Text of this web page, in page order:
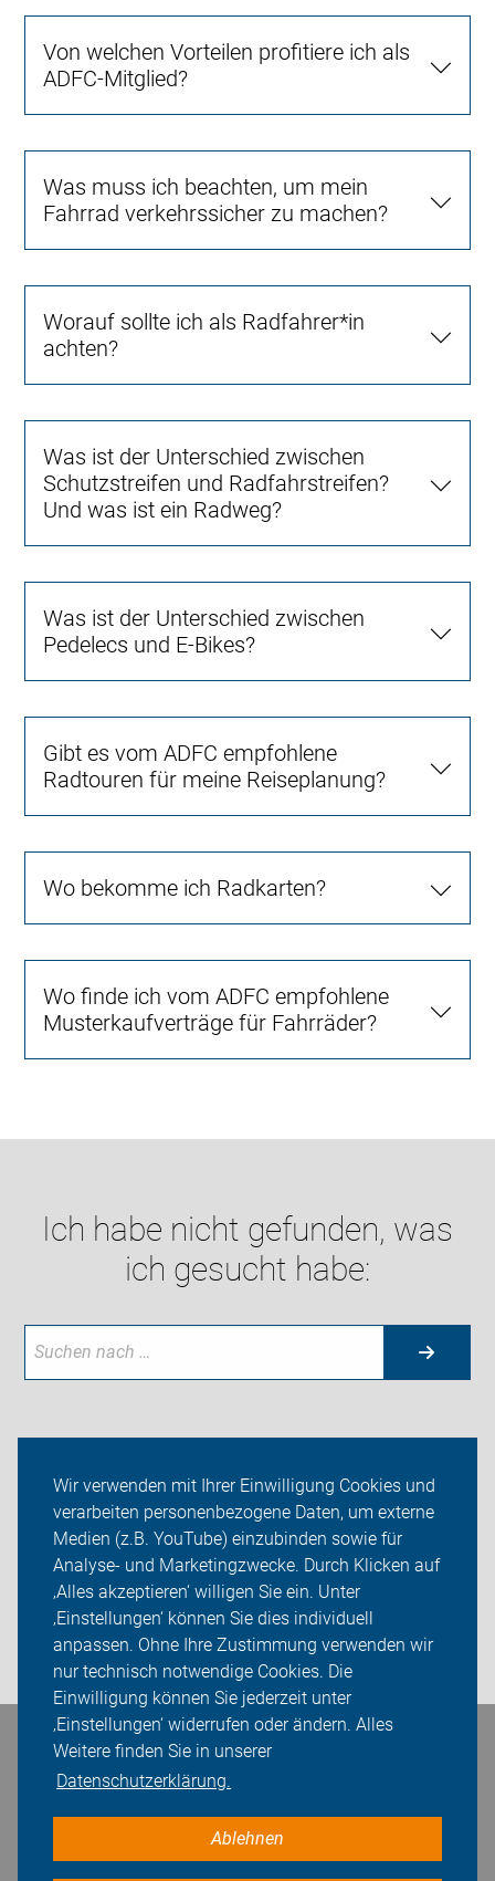
Wir verwenden mit Ihrer Einwilligung Cookies und
verarbeiten personenbezogene Daten, um externe
Medien (z.B. YouTube) einzubinden sowie für
Analyse- und Marketingzwecke. Durch Klicken auf
‚Alles akzeptieren‘ willigen Sie ein. Unter
‚Einstellungen‘ können Sie dies individuell
anpassen. Ohne Ihre Zustimmung verwenden wir
nur technisch notwendige Cookies. Die
Einwilligung können Sie jederzeit unter
‚Einstellungen‘ widerrufen oder ändern. Alles
Weitere finden Sie in unserer
Datenschutzerklärung.
Ablehnen
Von welchen Vorteilen profitiere ich als
ADFC-Mitglied?
Was muss ich beachten, um mein
Fahrrad verkehrssicher zu machen?
Worauf sollte ich als Radfahrer*in
achten?
Was ist der Unterschied zwischen
Schutzstreifen und Radfahrstreifen?
Und was ist ein Radweg?
Was ist der Unterschied zwischen
Pedelecs und E-Bikes?
Gibt es vom ADFC empfohlene
Radtouren für meine Reiseplanung?
Wo bekomme ich Radkarten?
Wo finde ich vom ADFC empfohlene
Musterkaufverträge für Fahrräder?
Ich habe nicht gefunden, was
ich gesucht habe:
ADFC Limburg-Weilburg
Sei dabei
Presse
Login
Bleiben Sie in Kontakt